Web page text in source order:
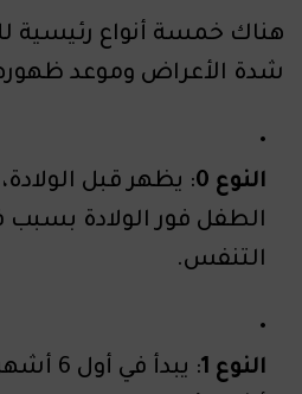
هناك خمسة أنواع رئيسية
شدة الأعراض وموعد
النوع 0
: يظهر قبل
الطفل فور الولادة
التنفس.
النوع 1
: يبدأ